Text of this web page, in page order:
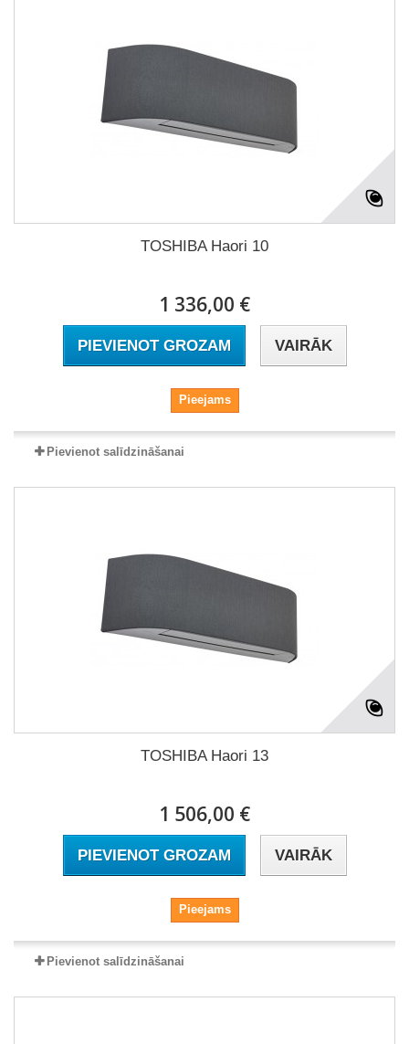
TOSHIBA Haori 10
1 336,00 €
PIEVIENOT GROZAM VAIRĀK
Pieejams
Pievienot salīdzināšanai
TOSHIBA Haori 13
1 506,00 €
PIEVIENOT GROZAM VAIRĀK
Pieejams
Pievienot salīdzināšanai